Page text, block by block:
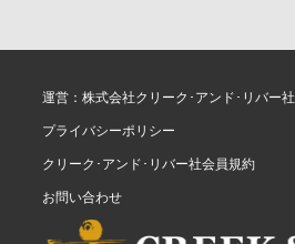
運営：株式会社クリーク･アンド･リバー社
プライバシーポリシー
クリーク･アンド･リバー社会員規約
お問い合わせ